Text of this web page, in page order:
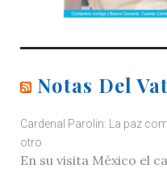
Notas Del
Cardenal Parolin: La paz
otro
En su visita México el